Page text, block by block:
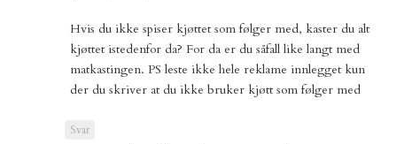
Hvis du ikke spiser kjøttet som følger med, kaster du alt
kjøttet istedenfor da? For da er du såfall like langt med
matkastingen. PS leste ikke hele reklame innlegget kun
der du skriver at du ikke bruker kjøtt som følger med
Svar